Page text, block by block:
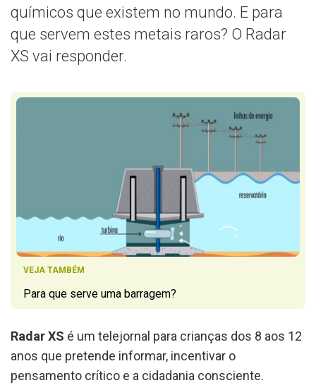
químicos que existem no mundo. E para
que servem estes metais raros? O Radar
XS vai responder.
VEJA TAMBÉM
Para que serve uma barragem?
Radar XS é um telejornal para crianças dos 8 aos 12
anos que pretende informar, incentivar o
pensamento crítico e a cidadania consciente.